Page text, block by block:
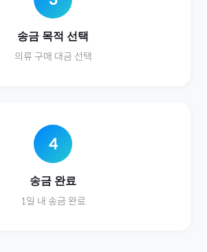
송금 목적 선택
의류 구매 대금 선택
4
송금 완료
1일 내 송금 완료